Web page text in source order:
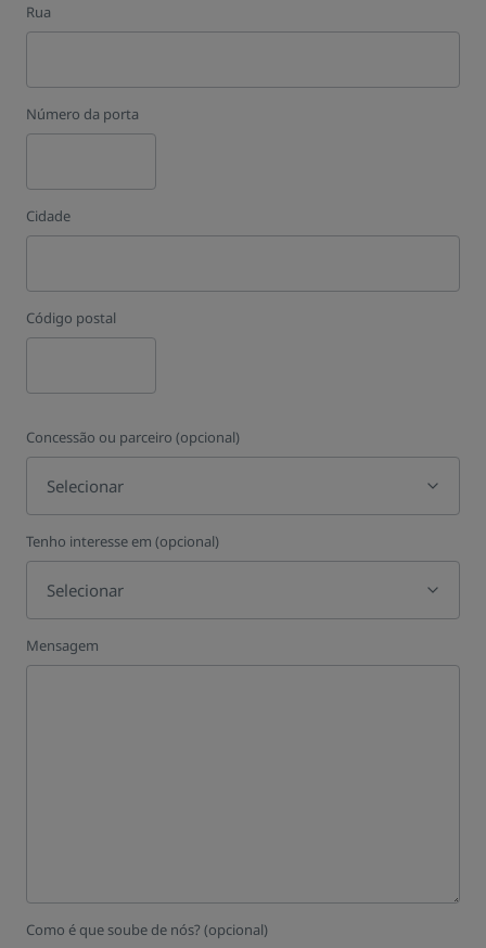
Rua
Número da porta
Cidade
Código postal
Concessão ou parceiro (opcional)
Selecionar
Tenho interesse em (opcional)
Selecionar
Mensagem
Como é que soube de nós? (opcional)